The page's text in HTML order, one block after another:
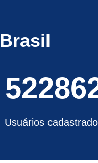
Usuários